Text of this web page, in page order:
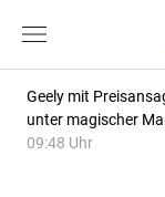
Geely mit
unter magischer
09:48 Uhr